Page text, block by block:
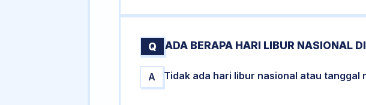
Q ADA BERAPA HARI LIBUR NASIONAL
A Tidak ada hari libur nasional atau